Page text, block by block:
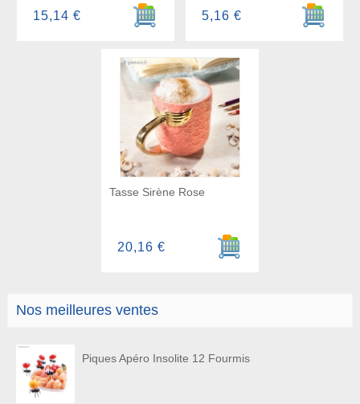
Nos meilleures ventes
Piques Apéro Insolite 12 Fourmis
Ajouter au panier
15,14 €
Ajouter
5,16 €
Tasse Sirène Rose
Ajouter au panier
20,16 €